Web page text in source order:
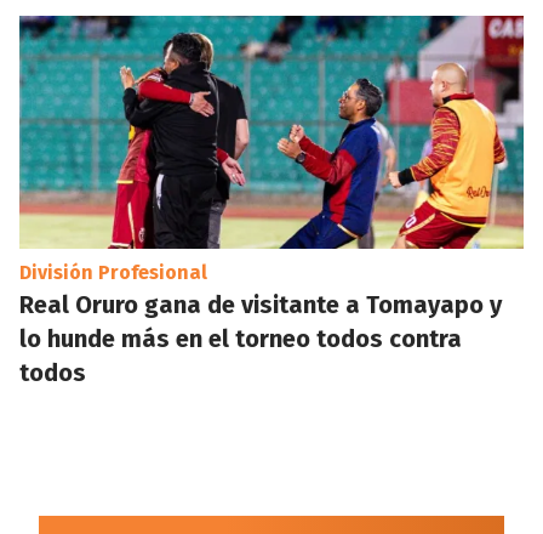
División Profesional
Real Oruro gana de visitante a Tomayapo y
lo hunde más en el torneo todos contra
todos